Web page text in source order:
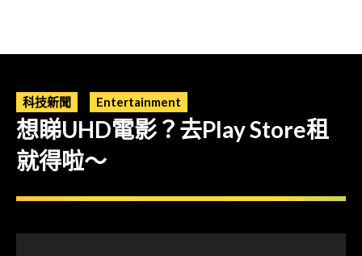
科技新聞 Entertainment
想睇UHD電影？去Play Store租
就得啦～